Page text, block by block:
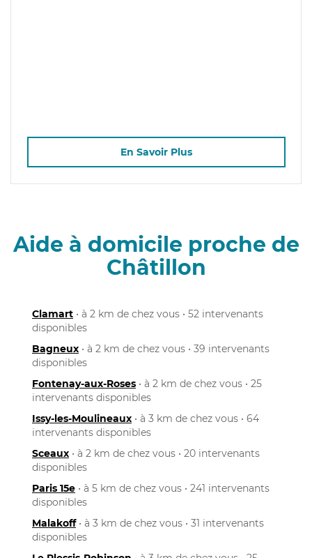
En Savoir Plus
Aide à domicile proche de
Châtillon
Clamart • à 2 km de chez vous • 52 intervenants
disponibles
Bagneux • à 2 km de chez vous • 39 intervenants
disponibles
Fontenay-aux-Roses • à 2 km de chez vous • 25
intervenants disponibles
Issy-les-Moulineaux • à 3 km de chez vous • 64
intervenants disponibles
Sceaux • à 2 km de chez vous • 20 intervenants
disponibles
Paris 15e • à 5 km de chez vous • 241 intervenants
disponibles
Malakoff• à 3 km de chez vous • 31 intervenants
disponibles